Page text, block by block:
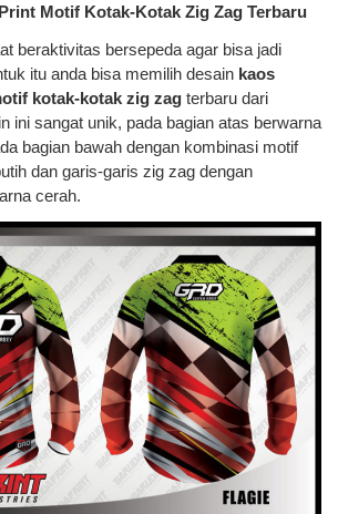
Motif Kotak-Kotak Zig Zag Terbaru
beraktivitas bersepeda agar bisa jadi
itu anda bisa memilih desain kaos
kotak-kotak zig zag terbaru dari
ini sangat unik, pada bagian atas berwarna
bagian bawah dengan kombinasi motif
dan garis-garis zig zag dengan
cerah.